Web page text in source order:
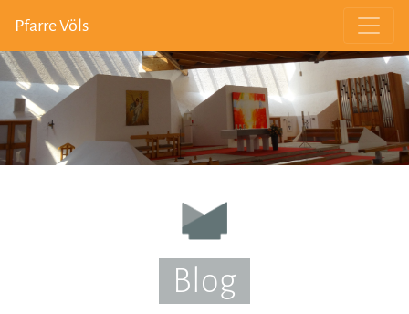
Pfarre Völs
Blog